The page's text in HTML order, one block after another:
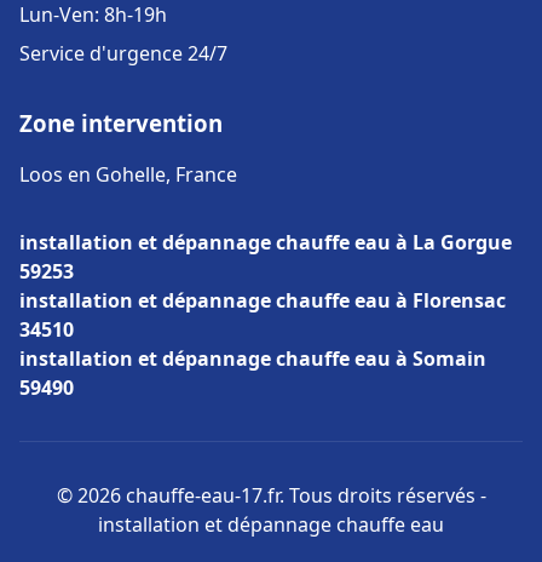
Lun-Ven: 8h-19h
Service d'urgence 24/7
Zone intervention
Loos en Gohelle, France
installation et dépannage chauffe eau à La Gorgue
59253
installation et dépannage chauffe eau à Florensac
34510
installation et dépannage chauffe eau à Somain
59490
© 2026 chauffe-eau-17.fr. Tous droits réservés -
installation et dépannage chauffe eau